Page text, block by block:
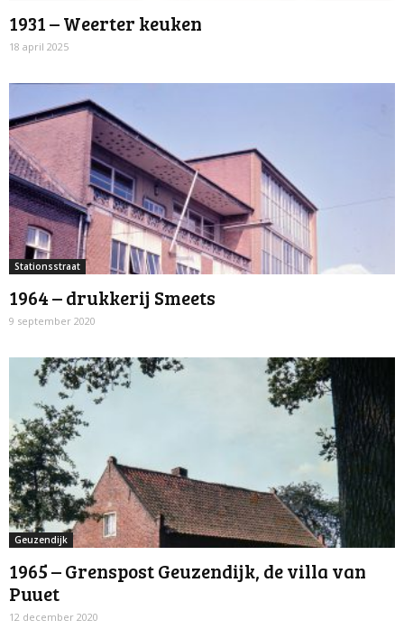
1931 – Weerter keuken
18 april 2025
Stationsstraat
1964 – drukkerij Smeets
9 september 2020
Geuzendijk
1965 – Grenspost Geuzendijk, de villa van
Puuet
12 december 2020